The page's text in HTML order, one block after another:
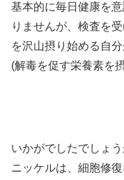
基本的に毎日健康を
りませんが、検査を
を沢山摂り始める自
(解毒を促す栄養素を
いかがでしたでしょう
ニッケルは、細胞修